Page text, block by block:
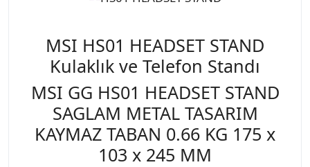
MSI HS01 HEADSET STAND
Kulaklık ve Telefon Standı
MSI GG HS01 HEADSET STAND
SAGLAM METAL TASARIM
KAYMAZ TABAN 0.66 KG 175 x
103 x 245 MM